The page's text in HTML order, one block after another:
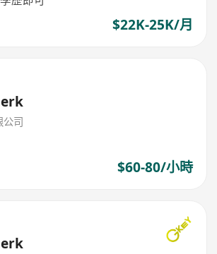
$22K-25K/月
公司
$60-80/小時